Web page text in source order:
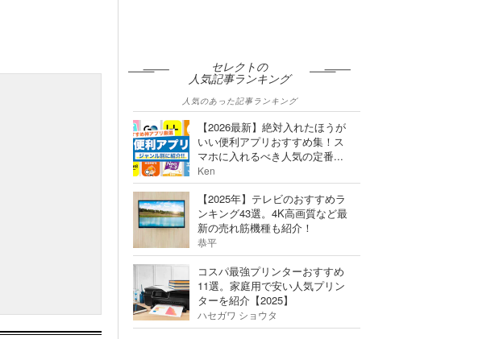
セレクトの
人気記事ランキング
人気のあった記事ランキング
【2026最新】絶対入れたほうが
いい便利アプリおすすめ集！ス
マホに入れるべき人気の定番...
Ken
【2025年】テレビのおすすめラ
ンキング43選。4K高画質など最
新の売れ筋機種も紹介！
恭平
コスパ最強プリンターおすすめ
11選。家庭用で安い人気プリン
ターを紹介【2025】
ハセガワ ショウタ